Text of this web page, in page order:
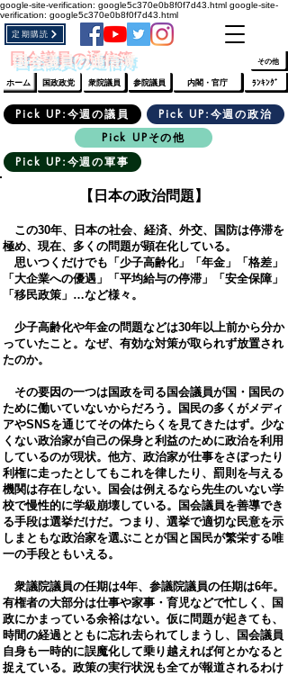
google-site-verification: google5c370e0b8f0f7d43.html google-site-
verification: google5c370e0b8f0f7d43.html
​国会議員の通信簿
定期購読
ホーム 国政政党 衆院議員 参院議員 ﾗﾝｷﾝｸﾞ
内閣・官庁
その他
Pick UP:今週の議員
Pick UP:今週の政治
Pick UPその他
Pick UP:今週の軍事
【日本の政治問題】
この30年、日本の社会、経済、外交、国防は停滞を
極め、現在、多くの問題が顕在化している。
思いつくだけでも「少子高齢化」「年金」「格差」
「大企業への優遇」「平均給与の停滞」「安全保障」
「移民政策」…など様々。
少子高齢化や年金の問題などは30年以上前から分か
っていたこと。なぜ、有効な対策が取られず放置され
たのか。
その要因の一つは国政を司る国会議員が国・国民の
ために働いていないからだろう。国民の多くがメディ
アやSNSを通じてその体たらくを見てきたはず。少な
くない政治家が自己の保身と利益のために政治を利用
しているのが現状。他方、政治家が仕事をさぼったり
利権に走ったとしてもこれを律したり、罰則を与える
機関は存在しない。国会は例えるなら先生のいない学
校で慢性的に学級崩壊している。
国会議員を善導でき
る手段は選挙だけだ。つまり、選挙で適切な民意を示
しまともな政治家を選ぶことが国と国民が繁栄する唯
一の手段ともいえる。
衆議院議員の任期は4年、参議院議員の任期は6年。
有権者の大部分は仕事や家事・育児などで忙しく、国
政にかまっている余裕はない。仮に問題が起きても、
時間の経過とともに忘れ去られてしまうし、国会議員
自身も一時的に誤魔化して乗り越えれば何とかなると
捉えている。政策の実行状況も全てが報道されるわけ